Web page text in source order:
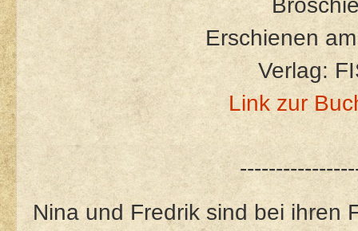
Erschienen
Verlag:
Link zur
Nina und Fredrik sind bei ihren